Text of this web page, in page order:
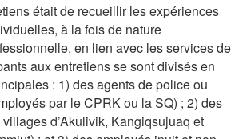
était de recueillir les expériences
à la fois de nature
en lien avec les services de
aux entretiens se sont divisés en
: 1) des agents de police ou
par le CPRK ou la SQ) ; 2) des
d’Akulivik, Kangiqsujuaq et